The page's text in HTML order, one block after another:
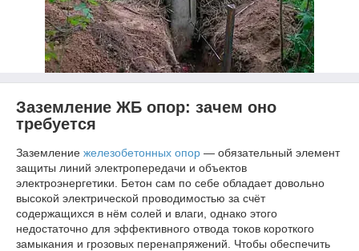
Заземление ЖБ опор: зачем оно
требуется
Заземление железобетонных опор — обязательный элемент
защиты линий электропередачи и объектов
электроэнергетики. Бетон сам по себе обладает довольно
высокой электрической проводимостью за счёт
содержащихся в нём солей и влаги, однако этого
недостаточно для эффективного отвода токов короткого
замыкания и грозовых перенапряжений. Чтобы обеспечить